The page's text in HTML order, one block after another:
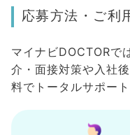
応募方法・ご利
マイナビDOCTORで
介・面接対策や入社
料でトータルサポート